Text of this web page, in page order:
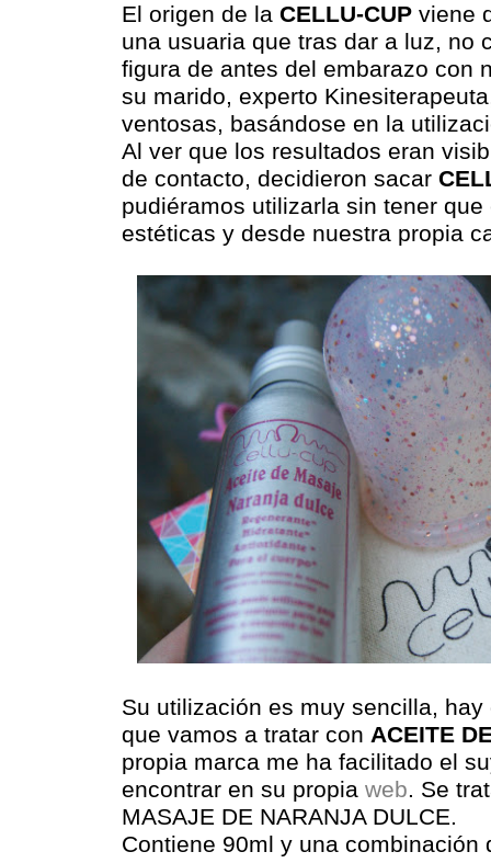
El origen de la CELLU-CUPviene
una usuaria que tras dar a luz, no
figura de antes del embarazo con
su marido, experto
ventosas, basándose en la
Al ver que los resultados eran
de contacto, decidieron sacar
pudiéramos utilizarla sin tener
estéticas y desde nuestra propia
Su utilización es muy sencilla,
que vamos a tratar con ACEITE
propia marca me ha facilitado el
encontrar en su propia web. Se
MASAJE DE NARANJA DULCE.
Contiene 90ml y una combinación